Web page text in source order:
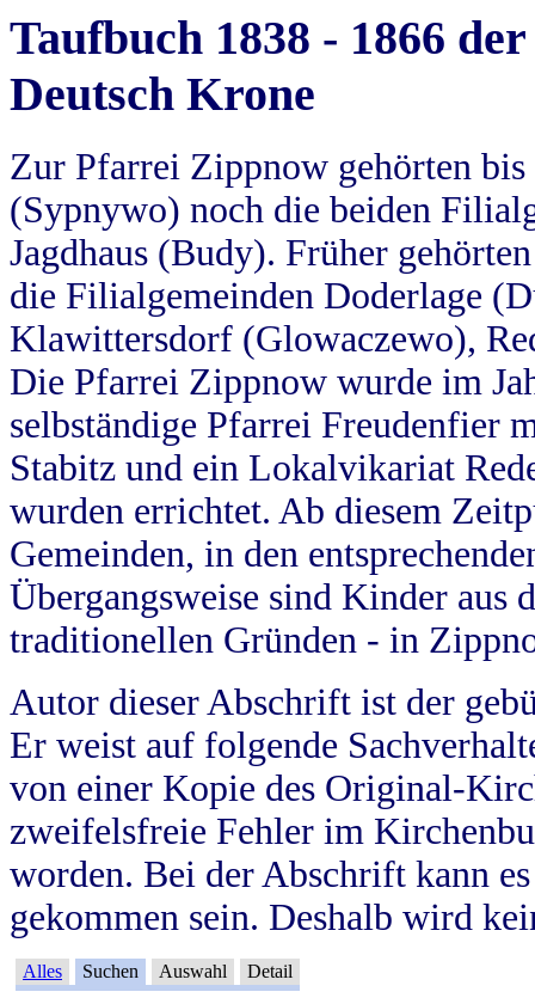
Taufbuch 1838 - 1866
Deutsch Krone
Zur Pfarrei Zippnow gehörten
(Sypnywo) noch die beiden
Jagdhaus (Budy). Früher
die Filialgemeinden Doderlage
Klawittersdorf (Glowaczewo),
Die Pfarrei Zippnow wurde im
selbständige Pfarrei Freudenfier
Stabitz und ein Lokalvikariat
wurden errichtet. Ab diesem
Gemeinden, in den
Übergangsweise sind Kinder aus
traditionellen Gründen - in
Autor dieser Abschrift ist der
Er weist auf folgende
von einer Kopie des Original-
zweifelsfreie Fehler im
worden. Bei der Abschrift kann
gekommen sein. Deshalb wird
Alles Suchen Auswahl Detail